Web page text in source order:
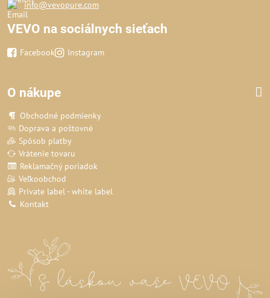
info@vevopure.com
VEVO na sociálnych sieťach
Facebook Instagram
O nákupe
Obchodné podmienky
Doprava a poštovné
Spôsob platby
Vrátenie tovaru
Reklamačný poriadok
Veľkoobchod
Private label - white label
Kontakt